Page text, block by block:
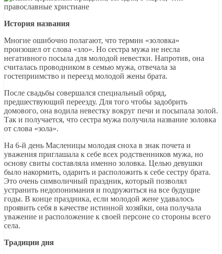
История названия
Многие ошибочно полагают, что термин «золовка»
произошел от слова «зло». Но сестра мужа не несла
негативного посыла для молодой невестки. Напротив, она
считалась проводником в семью мужа, отвечала за
гостеприимство и переезд молодой жены брата.
После свадьбы совершался специальный обряд,
предшествующий переезду. Для того чтобы задобрить
домового, она водила невестку вокруг печи и посыпала золой.
Так и получается, что сестра мужа получила название золовка
от слова «зола».
На 6-й день Масленицы молодая сноха в знак почета и
уважения приглашала к себе всех родственников мужа, но
основу свиты составляла именно золовка. Целью девушки
было накормить, одарить и расположить к себе сестру брата.
Это очень символичный праздник, который позволял
устранить недопонимания и подружиться на все будущие
годы. В конце праздника, если молодой жене удавалось
проявить себя в качестве истинной хозяйки, она получала
уважение и расположение к своей персоне со стороны всего
села.
Традиции дня